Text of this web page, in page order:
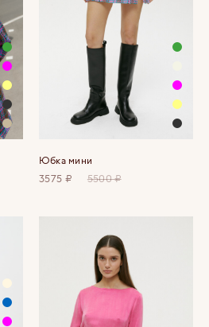
Юбка мини
3575 ₽
5500 ₽